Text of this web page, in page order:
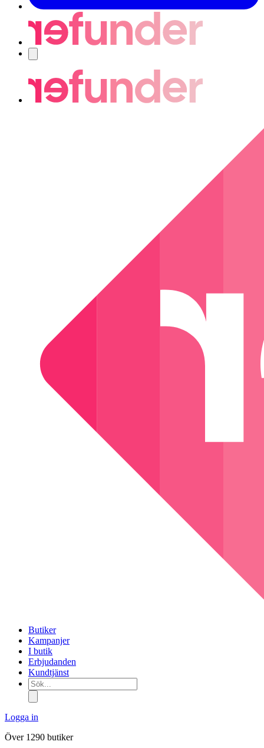
Butiker
Kampanjer
I butik
Erbjudanden
Kundtjänst
Sök...
Logga in
Över 1290 butiker